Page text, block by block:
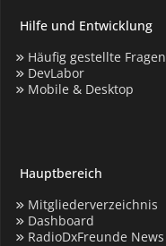
Hilfe und Entwicklung
Häufig gestellte Fragen
DevLabor
Mobile & Desktop
Hauptbereich
Mitgliederverzeichnis
Dashboard
RadioDxFreunde News